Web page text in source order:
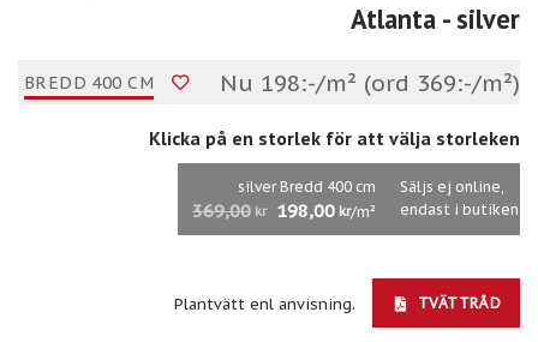
Atlanta - silver
BREDD 400 CM Nu 198:-/m² (ord 369:-/m²)
Klicka på en storlek för att välja storleken
silver Bredd 400 cm
369,00 kr 198,00 kr/m²
Säljs ej online,
endast i butiken
Plantvätt enl anvisning. TVÄTTRÅD